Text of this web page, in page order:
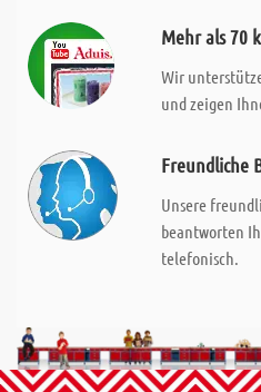
Mehr als 70
Wir
und zeigen
Freundliche
Unsere
beantworten
telefonisch.